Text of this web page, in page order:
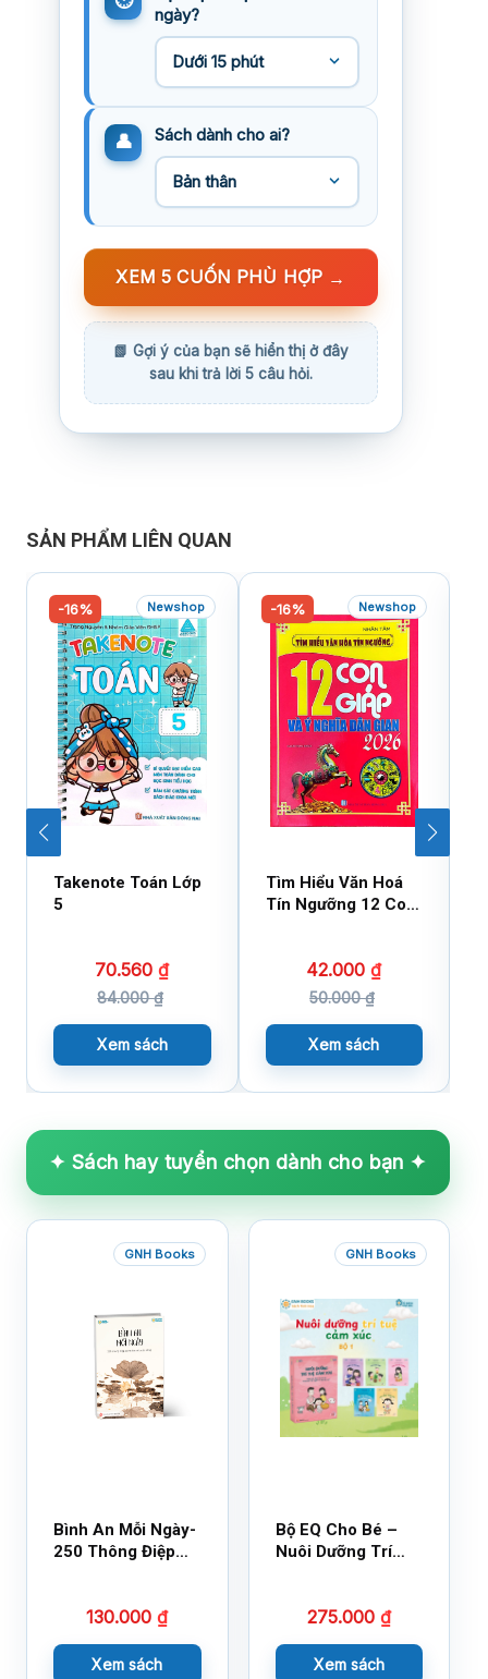
ngày?
Sách dành cho ai?
XEM 5 CUỐN PHÙ HỢP →
SẢN PHẨM LIÊN QUAN
-16% Newshop
Takenote Toán Lớp
5
70.560₫
84.000₫
Xem sách
-16% Newshop
Tìm Hiểu Văn Hoá
Tín Ngưỡng 12 Con
Tham Khảo)
42.000₫
50.000₫
Xem sách
✦ Sách hay tuyển chọn dành cho bạn ✦
GNH Books
Bình An Mỗi Ngày-
250 Thông Điệp
130.000₫
Xem sách
GNH Books
Bộ EQ Cho Bé –
Nuôi Dưỡng Trí
275.000 ₫
Xem sách